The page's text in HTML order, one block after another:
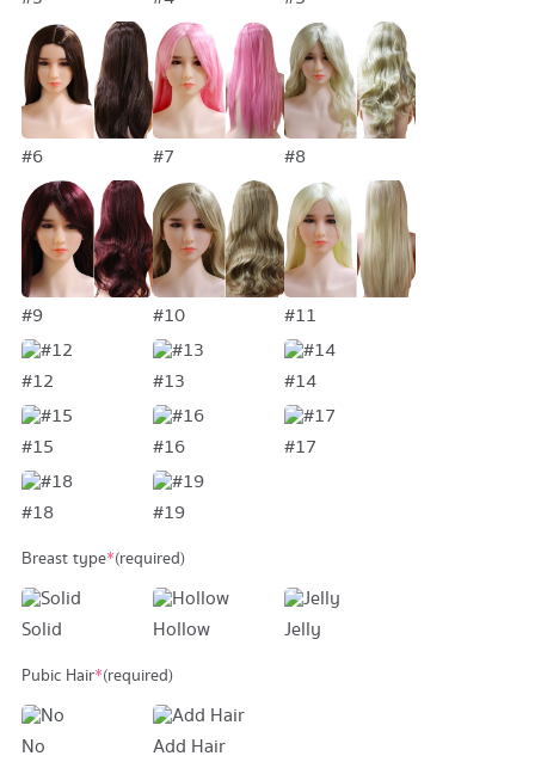
#6 #7 #8
#9 #10 #11
#12 #13 #14
#15 #16 #17
#18 #19
Breast type*(required)
Solid Hollow Jelly
Pubic Hair*(required)
No Add Hair